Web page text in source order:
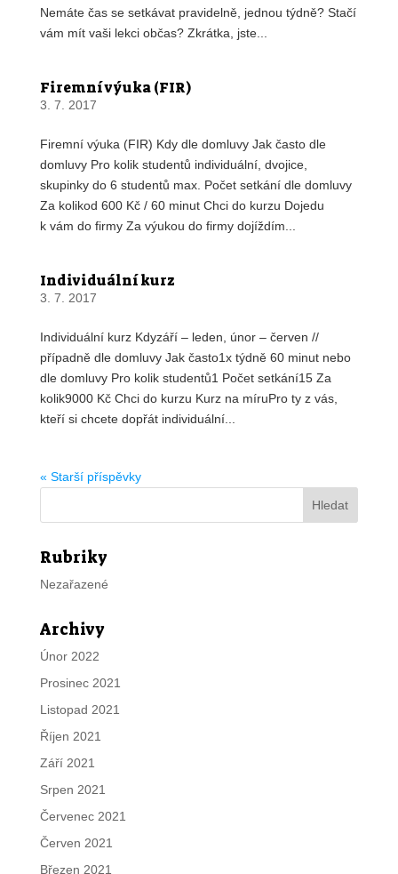
Nemáte čas se setkávat pravidelně, jednou týdně? Stačí
vám mít vaši lekci občas? Zkrátka, jste...
Firemní výuka (FIR)
3. 7. 2017
Firemní výuka (FIR) Kdy dle domluvy Jak často dle
domluvy Pro kolik studentů individuální, dvojice,
skupinky do 6 studentů max. Počet setkání dle domluvy
Za kolikod 600 Kč / 60 minut Chci do kurzu Dojedu
k vám do firmy Za výukou do firmy dojíždím...
Individuální kurz
3. 7. 2017
Individuální kurz Kdyzáří – leden, únor – červen //
případně dle domluvy Jak často1x týdně 60 minut nebo
dle domluvy Pro kolik studentů1 Počet setkání15 Za
kolik9000 Kč Chci do kurzu Kurz na míruPro ty z vás,
kteří si chcete dopřát individuální...
« Starší příspěvky
Rubriky
Nezařazené
Archivy
Únor 2022
Prosinec 2021
Listopad 2021
Říjen 2021
Září 2021
Srpen 2021
Červenec 2021
Červen 2021
Březen 2021